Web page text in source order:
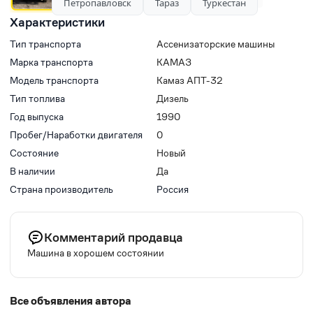
Характеристики
Тип транспорта
Ассенизаторские машины
Марка транспорта
КАМАЗ
Модель транспорта
Камаз АПТ-32
Тип топлива
Дизель
Год выпуска
1990
Пробег/Наработки двигателя
0
Состояние
Новый
В наличии
Да
Страна производитель
Россия
Комментарий продавца
Машина в хорошем состоянии
Все объявления автора